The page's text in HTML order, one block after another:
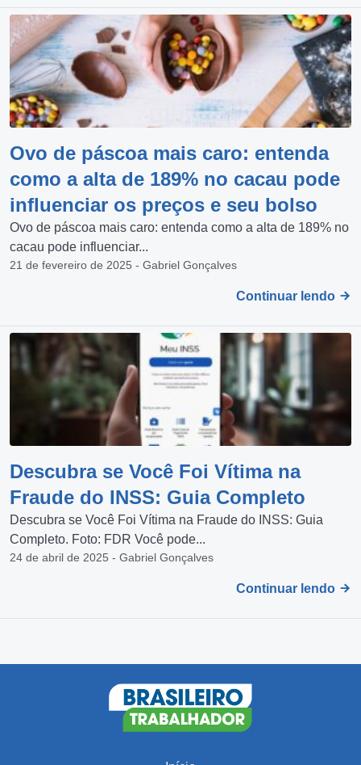
Ovo de páscoa mais caro: entenda
como a alta de 189% no cacau pode
influenciar os preços e seu bolso
Ovo de páscoa mais caro: entenda como a alta de 189% no
cacau pode influenciar...
21 de fevereiro de 2025 - Gabriel Gonçalves
Continuar lendo
Descubra se Você Foi Vítima na
Fraude do INSS: Guia Completo
Descubra se Você Foi Vítima na Fraude do INSS: Guia
Completo. Foto: FDR Você pode...
24 de abril de 2025 - Gabriel Gonçalves
Continuar lendo